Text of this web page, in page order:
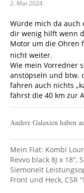
2. Mai 2024
Würde mich da
dir wenig hilft wenn
Motor um die Ohren
nicht weiter.
Wie mein Vorredner
anstöpseln und btw.
fahren auch nichts
fährst die 40 km zur
Andere Galaxien haben
Mein Fiat: Kombi
Revvo black 8J x 18",
Siemoneit
Front und Heck, CSR